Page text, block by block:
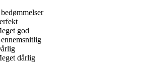
god
dårlig